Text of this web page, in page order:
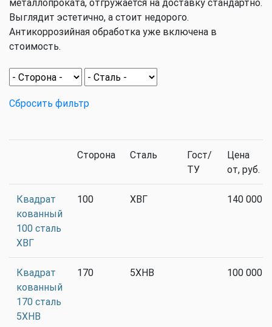
металлопроката, отгружается на доставку стандартно.
Выглядит эстетично, а стоит недорого.
Антикоррозийная обработка уже включена в
стоимость.
Сбросить фильтр
Сторона Сталь
Гост/
ТУ
Цена
от, руб.
Квадрат
кованный
100 сталь
ХВГ
100 ХВГ 140 000
Квадрат
кованный
170 сталь
5ХНВ
170 5ХНВ 100 000